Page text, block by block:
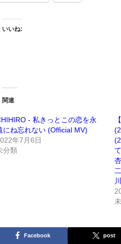
いいね:
関連
- 私きっとこの恋を永
にね忘れない (Official MV)
年7月6日
分類
Facebook post